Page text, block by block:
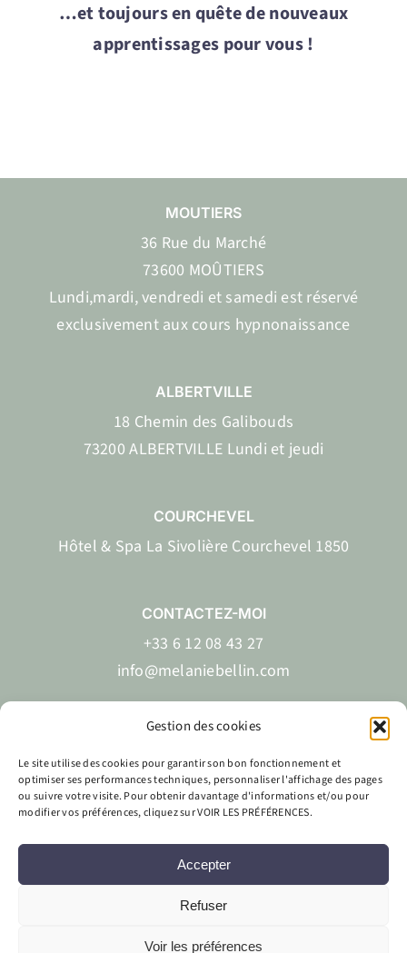
Gestion des cookies
Le site utilise des cookies pour garantir son bon fonctionnement et
optimiser ses performances techniques, personnaliser l'affichage des pages
ou suivre votre visite. Pour obtenir davantage d'informations et/ou pour
modifier vos préférences, cliquez sur VOIR LES PRÉFÉRENCES.
Accepter
Refuser
Voir les préférences
…et toujours en quête de nouveaux
apprentissages pour vous !
MOUTIERS
36 Rue du Marché
73600 MOÛTIERS
Lundi,mardi, vendredi et samedi est réservé
exclusivement aux cours hypnonaissance
ALBERTVILLE
18 Chemin des Galibouds
73200 ALBERTVILLE Lundi et jeudi
COURCHEVEL
Hôtel & Spa La Sivolière Courchevel 1850
CONTACTEZ-MOI
+33 6 12 08 43 27
info@melaniebellin.com
EN FR
Site réalisé parLabo Web Création & Mélanie Bellin